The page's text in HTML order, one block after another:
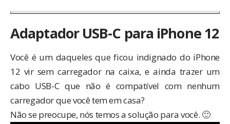
Adaptador USB-C para iPhone 12
Você é um daqueles que ficou indignado do iPhone
12 vir sem carregador na caixa, e ainda trazer um
cabo USB-C que não é compatível com nenhum
carregador que você tem em casa?
Não se preocupe, nós temos a solução para você. 🙂